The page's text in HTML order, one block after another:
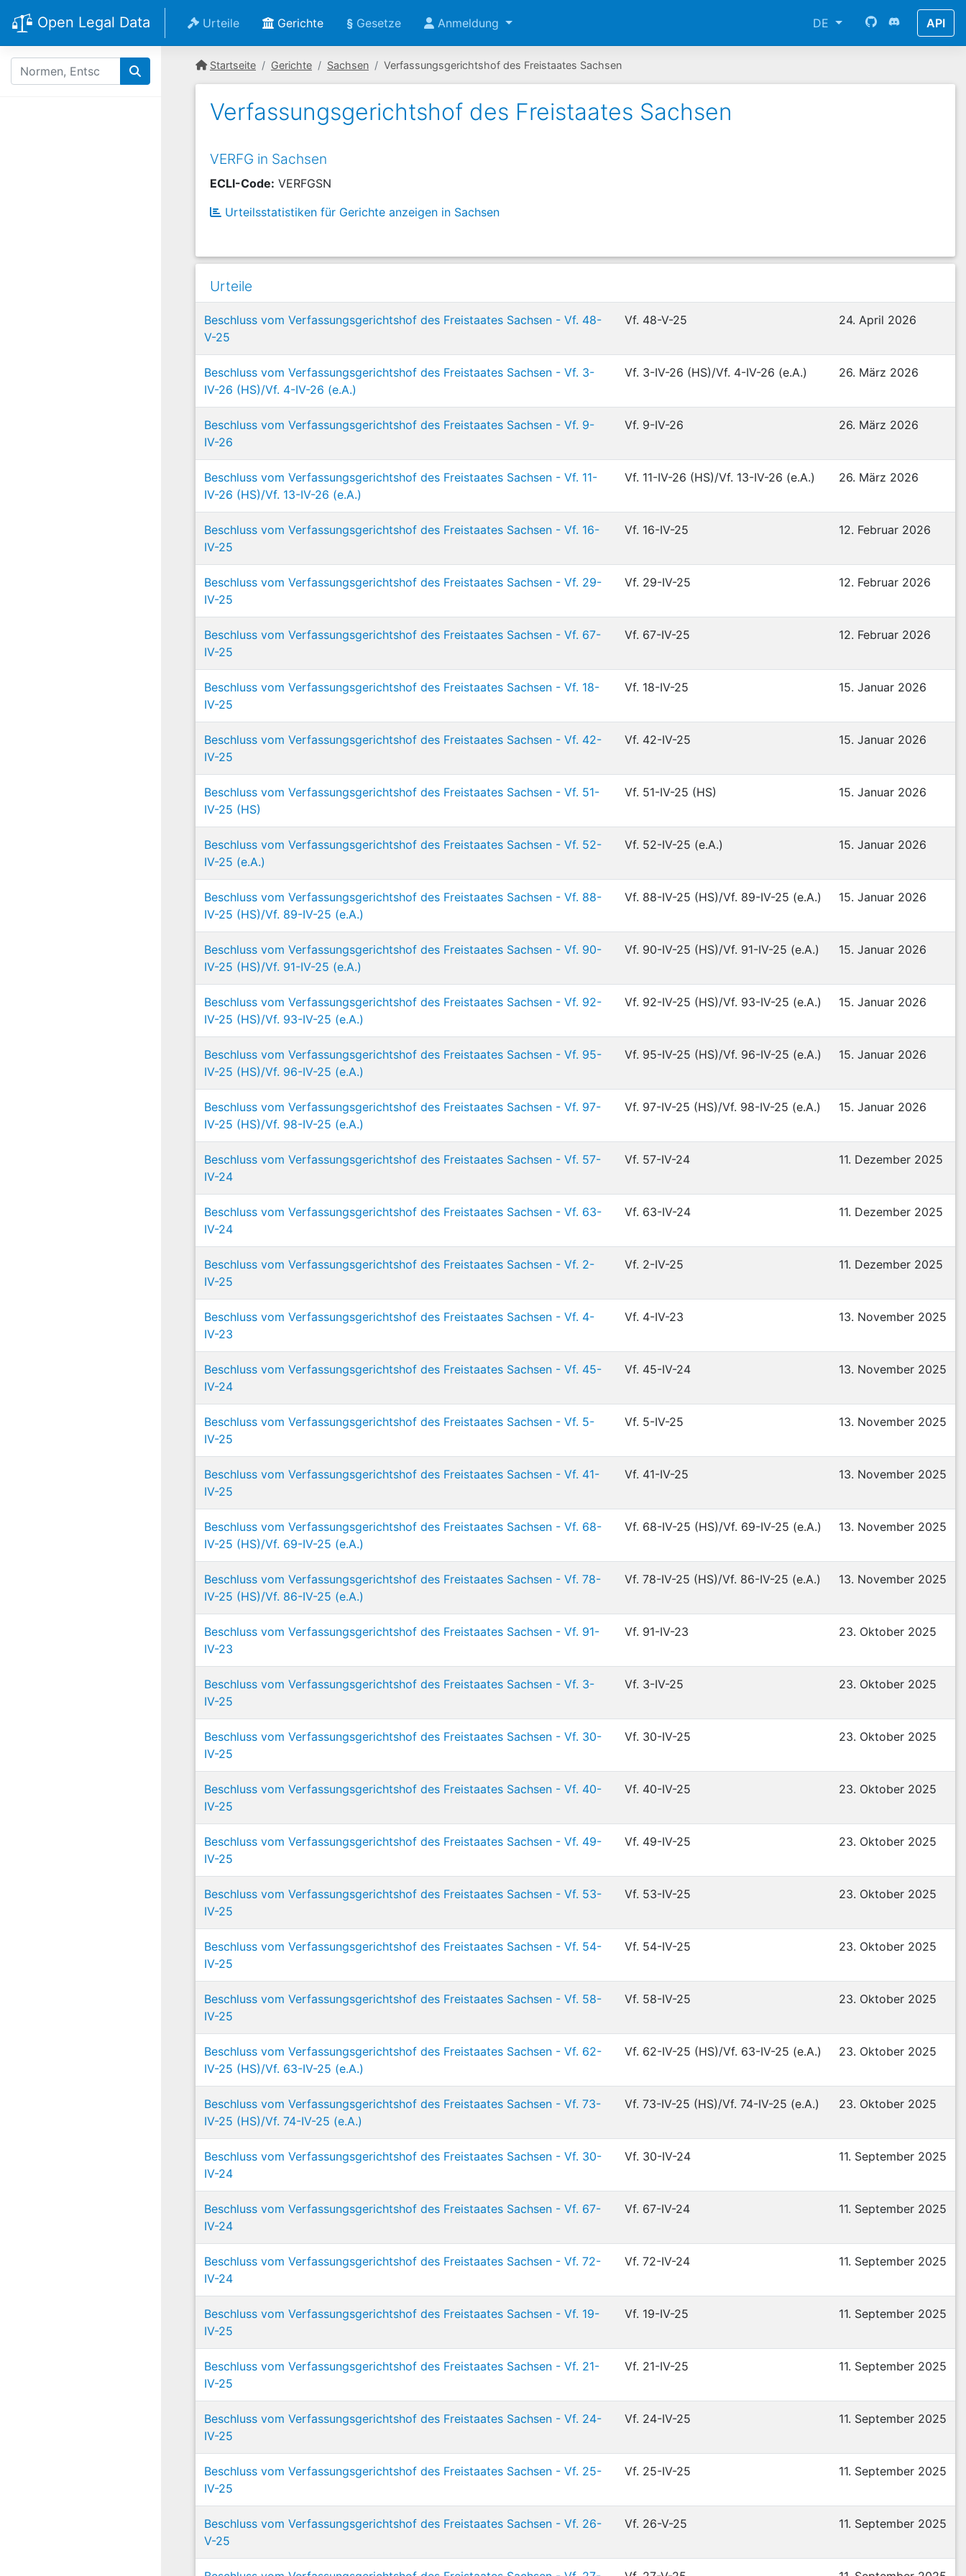
Open Legal Data Urteile Gerichte § Gesetze Anmeldung DE API
Startseite Gerichte Sachsen Verfassungsgerichtshof des Freistaates Sachsen
Verfassungsgerichtshof des Freistaates Sachsen
VERFG in Sachsen
ECLI-Code: VERFGSN
Urteilsstatistiken für Gerichte anzeigen in Sachsen
Urteile
Beschluss vom Verfassungsgerichtshof des Freistaates Sachsen - Vf. 48-
V-25
Vf. 48-V-25 24. April 2026
Beschluss vom Verfassungsgerichtshof des Freistaates Sachsen - Vf. 3-
IV-26 (HS)/Vf. 4-IV-26 (e.A.)
Vf. 3-IV-26 (HS)/Vf. 4-IV-26 (e.A.) 26. März 2026
Beschluss vom Verfassungsgerichtshof des Freistaates Sachsen - Vf. 9-
IV-26
Vf. 9-IV-26 26. März 2026
Beschluss vom Verfassungsgerichtshof des Freistaates Sachsen - Vf. 11-
IV-26 (HS)/Vf. 13-IV-26 (e.A.)
Vf. 11-IV-26 (HS)/Vf. 13-IV-26 (e.A.) 26. März 2026
Beschluss vom Verfassungsgerichtshof des Freistaates Sachsen - Vf. 16-
IV-25
Vf. 16-IV-25 12. Februar 2026
Beschluss vom Verfassungsgerichtshof des Freistaates Sachsen - Vf. 29-
IV-25
Vf. 29-IV-25 12. Februar 2026
Beschluss vom Verfassungsgerichtshof des Freistaates Sachsen - Vf. 67-
IV-25
Vf. 67-IV-25 12. Februar 2026
Beschluss vom Verfassungsgerichtshof des Freistaates Sachsen - Vf. 18-
IV-25
Vf. 18-IV-25 15. Januar 2026
Beschluss vom Verfassungsgerichtshof des Freistaates Sachsen - Vf. 42-
IV-25
Vf. 42-IV-25 15. Januar 2026
Beschluss vom Verfassungsgerichtshof des Freistaates Sachsen - Vf. 51-
IV-25 (HS)
Vf. 51-IV-25 (HS) 15. Januar 2026
Beschluss vom Verfassungsgerichtshof des Freistaates Sachsen - Vf. 52-
IV-25 (e.A.)
Vf. 52-IV-25 (e.A.) 15. Januar 2026
Beschluss vom Verfassungsgerichtshof des Freistaates Sachsen - Vf. 88-
IV-25 (HS)/Vf. 89-IV-25 (e.A.)
Vf. 88-IV-25 (HS)/Vf. 89-IV-25 (e.A.) 15. Januar 2026
Beschluss vom Verfassungsgerichtshof des Freistaates Sachsen - Vf. 90-
IV-25 (HS)/Vf. 91-IV-25 (e.A.)
Vf. 90-IV-25 (HS)/Vf. 91-IV-25 (e.A.) 15. Januar 2026
Beschluss vom Verfassungsgerichtshof des Freistaates Sachsen - Vf. 92-
IV-25 (HS)/Vf. 93-IV-25 (e.A.)
Vf. 92-IV-25 (HS)/Vf. 93-IV-25 (e.A.) 15. Januar 2026
Beschluss vom Verfassungsgerichtshof des Freistaates Sachsen - Vf. 95-
IV-25 (HS)/Vf. 96-IV-25 (e.A.)
Vf. 95-IV-25 (HS)/Vf. 96-IV-25 (e.A.) 15. Januar 2026
Beschluss vom Verfassungsgerichtshof des Freistaates Sachsen - Vf. 97-
IV-25 (HS)/Vf. 98-IV-25 (e.A.)
Vf. 97-IV-25 (HS)/Vf. 98-IV-25 (e.A.) 15. Januar 2026
Beschluss vom Verfassungsgerichtshof des Freistaates Sachsen - Vf. 57-
IV-24
Vf. 57-IV-24 11. Dezember 2025
Beschluss vom Verfassungsgerichtshof des Freistaates Sachsen - Vf. 63-
IV-24
Vf. 63-IV-24 11. Dezember 2025
Beschluss vom Verfassungsgerichtshof des Freistaates Sachsen - Vf. 2-
IV-25
Vf. 2-IV-25 11. Dezember 2025
Beschluss vom Verfassungsgerichtshof des Freistaates Sachsen - Vf. 4-
IV-23
Vf. 4-IV-23 13. November 2025
Beschluss vom Verfassungsgerichtshof des Freistaates Sachsen - Vf. 45-
IV-24
Vf. 45-IV-24 13. November 2025
Beschluss vom Verfassungsgerichtshof des Freistaates Sachsen - Vf. 5-
IV-25
Vf. 5-IV-25 13. November 2025
Beschluss vom Verfassungsgerichtshof des Freistaates Sachsen - Vf. 41-
IV-25
Vf. 41-IV-25 13. November 2025
Beschluss vom Verfassungsgerichtshof des Freistaates Sachsen - Vf. 68-
IV-25 (HS)/Vf. 69-IV-25 (e.A.)
Vf. 68-IV-25 (HS)/Vf. 69-IV-25 (e.A.) 13. November 2025
Beschluss vom Verfassungsgerichtshof des Freistaates Sachsen - Vf. 78-
IV-25 (HS)/Vf. 86-IV-25 (e.A.)
Vf. 78-IV-25 (HS)/Vf. 86-IV-25 (e.A.) 13. November 2025
Beschluss vom Verfassungsgerichtshof des Freistaates Sachsen - Vf. 91-
IV-23
Vf. 91-IV-23 23. Oktober 2025
Beschluss vom Verfassungsgerichtshof des Freistaates Sachsen - Vf. 3-
IV-25
Vf. 3-IV-25 23. Oktober 2025
Beschluss vom Verfassungsgerichtshof des Freistaates Sachsen - Vf. 30-
IV-25
Vf. 30-IV-25 23. Oktober 2025
Beschluss vom Verfassungsgerichtshof des Freistaates Sachsen - Vf. 40-
IV-25
Vf. 40-IV-25 23. Oktober 2025
Beschluss vom Verfassungsgerichtshof des Freistaates Sachsen - Vf. 49-
IV-25
Vf. 49-IV-25 23. Oktober 2025
Beschluss vom Verfassungsgerichtshof des Freistaates Sachsen - Vf. 53-
IV-25
Vf. 53-IV-25 23. Oktober 2025
Beschluss vom Verfassungsgerichtshof des Freistaates Sachsen - Vf. 54-
IV-25
Vf. 54-IV-25 23. Oktober 2025
Beschluss vom Verfassungsgerichtshof des Freistaates Sachsen - Vf. 58-
IV-25
Vf. 58-IV-25 23. Oktober 2025
Beschluss vom Verfassungsgerichtshof des Freistaates Sachsen - Vf. 62-
IV-25 (HS)/Vf. 63-IV-25 (e.A.)
Vf. 62-IV-25 (HS)/Vf. 63-IV-25 (e.A.) 23. Oktober 2025
Beschluss vom Verfassungsgerichtshof des Freistaates Sachsen - Vf. 73-
IV-25 (HS)/Vf. 74-IV-25 (e.A.)
Vf. 73-IV-25 (HS)/Vf. 74-IV-25 (e.A.) 23. Oktober 2025
Beschluss vom Verfassungsgerichtshof des Freistaates Sachsen - Vf. 30-
IV-24
Vf. 30-IV-24 11. September 2025
Beschluss vom Verfassungsgerichtshof des Freistaates Sachsen - Vf. 67-
IV-24
Vf. 67-IV-24 11. September 2025
Beschluss vom Verfassungsgerichtshof des Freistaates Sachsen - Vf. 72-
IV-24
Vf. 72-IV-24 11. September 2025
Beschluss vom Verfassungsgerichtshof des Freistaates Sachsen - Vf. 19-
IV-25
Vf. 19-IV-25 11. September 2025
Beschluss vom Verfassungsgerichtshof des Freistaates Sachsen - Vf. 21-
IV-25
Vf. 21-IV-25 11. September 2025
Beschluss vom Verfassungsgerichtshof des Freistaates Sachsen - Vf. 24-
IV-25
Vf. 24-IV-25 11. September 2025
Beschluss vom Verfassungsgerichtshof des Freistaates Sachsen - Vf. 25-
IV-25
Vf. 25-IV-25 11. September 2025
Beschluss vom Verfassungsgerichtshof des Freistaates Sachsen - Vf. 26-
V-25
Vf. 26-V-25 11. September 2025